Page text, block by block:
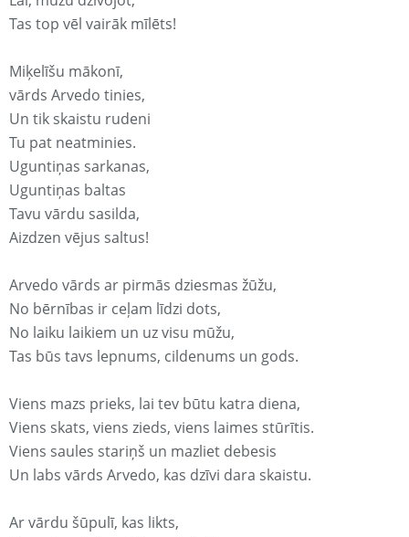
Tas top vēl vairāk mīlēts!
Miķelīšu mākonī,
vārds Arvedo tinies,
Un tik skaistu rudeni
Tu pat neatminies.
Uguntiņas sarkanas,
Uguntiņas baltas
Tavu vārdu sasilda,
Aizdzen vējus saltus!
Arvedo vārds ar pirmās dziesmas žūžu,
No bērnības ir ceļam līdzi dots,
No laiku laikiem un uz visu mūžu,
Tas būs tavs lepnums, cildenums un gods.
Viens mazs prieks, lai tev būtu katra diena,
Viens skats, viens zieds, viens laimes stūrītis.
Viens saules stariņš un mazliet debesis
Un labs vārds Arvedo, kas dzīvi dara skaistu.
Ar vārdu šūpulī, kas likts,